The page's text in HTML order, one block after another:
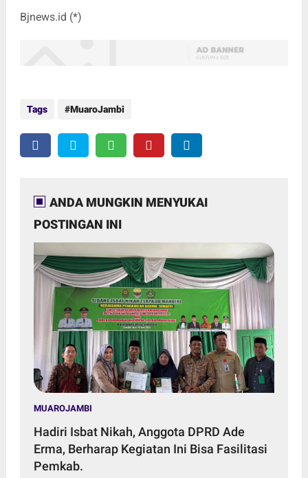
Bjnews.id (*)
Tags MuaroJambi
ANDA MUNGKIN MENYUKAI
POSTINGAN INI
MUAROJAMBI
Hadiri Isbat Nikah, Anggota DPRD Ade
Erma, Berharap Kegiatan Ini Bisa Fasilitasi
Pemkab.